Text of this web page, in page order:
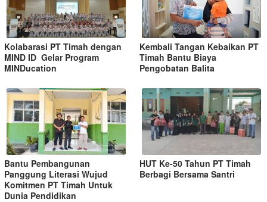
Kolabarasi PT Timah dengan
MIND ID Gelar Program
MINDucation
Kembali Tangan Kebaikan PT
Timah Bantu Biaya
Pengobatan Balita
Bantu Pembangunan
Panggung Literasi Wujud
Komitmen PT Timah Untuk
Dunia Pendidikan
HUT Ke-50 Tahun PT Timah
Berbagi Bersama Santri